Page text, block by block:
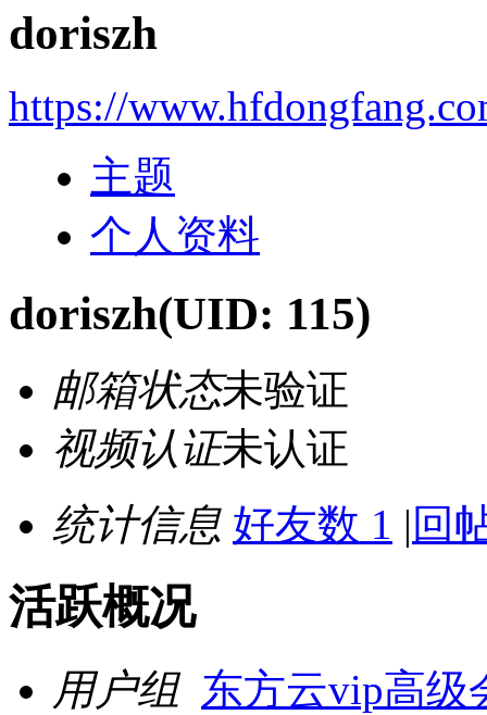
doriszh
https://
主题
个人资料
doriszh(UID: 115)
邮箱状态未验证
视频认证未认证
统计信息 好友数 1 | 回
活跃概况
用户组 东方云vip高级